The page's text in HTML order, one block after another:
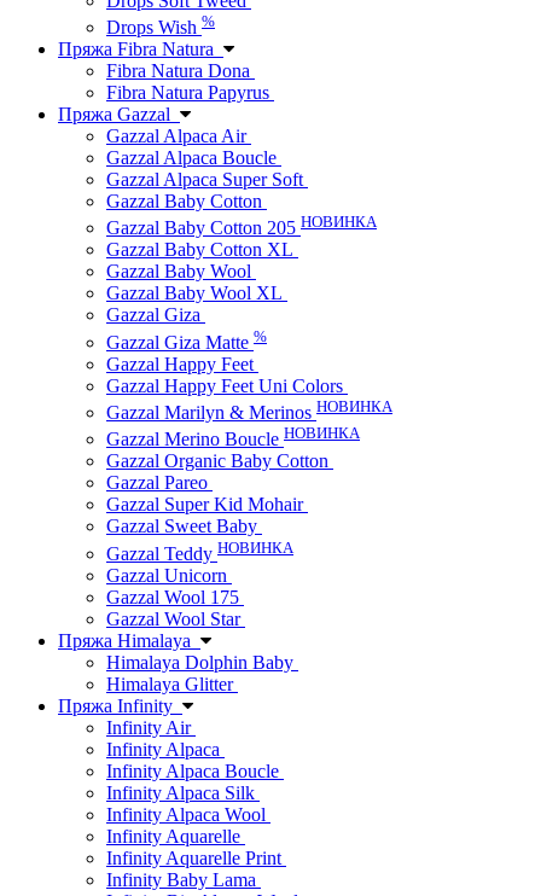
Drops Wish %
Пряжа Fibra Natura
Fibra Natura Dona
Fibra Natura Papyrus
Пряжа Gazzal
Gazzal Alpaca Air
Gazzal Alpaca Boucle
Gazzal Alpaca Super Soft
Gazzal Baby Cotton
Gazzal Baby Cotton 205 НОВИНКА
Gazzal Baby Cotton XL
Gazzal Baby Wool
Gazzal Baby Wool XL
Gazzal Giza
Gazzal Giza Matte %
Gazzal Happy Feet
Gazzal Happy Feet Uni Colors
Gazzal Marilyn & Merinos НОВИНКА
Gazzal Merino Boucle НОВИНКА
Gazzal Organic Baby Cotton
Gazzal Pareo
Gazzal Super Kid Mohair
Gazzal Sweet Baby
Gazzal Teddy НОВИНКА
Gazzal Unicorn
Gazzal Wool 175
Gazzal Wool Star
Пряжа Himalaya
Himalaya Dolphin Baby
Himalaya Glitter
Пряжа Infinity
Infinity Air
Infinity Alpaca
Infinity Alpaca Boucle
Infinity Alpaca Silk
Infinity Alpaca Wool
Infinity Aquarelle
Infinity Aquarelle Print
Infinity Baby Lama